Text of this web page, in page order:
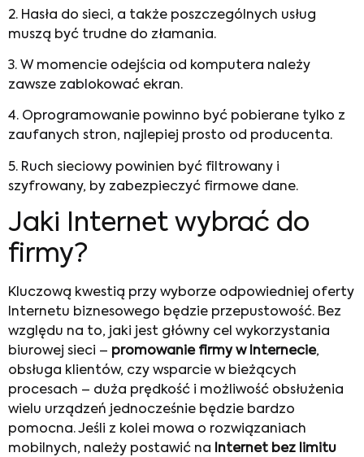
2. Hasła do sieci, a także poszczególnych usług
muszą być trudne do złamania.
3. W momencie odejścia od komputera należy
zawsze zablokować ekran.
4. Oprogramowanie powinno być pobierane tylko z
zaufanych stron, najlepiej prosto od producenta.
5. Ruch sieciowy powinien być filtrowany i
szyfrowany, by zabezpieczyć firmowe dane.
Jaki Internet wybrać do
firmy?
Kluczową kwestią przy wyborze odpowiedniej oferty
Internetu biznesowego będzie przepustowość. Bez
względu na to, jaki jest główny cel wykorzystania
biurowej sieci – promowanie firmy w Internecie,
obsługa klientów, czy wsparcie w bieżących
procesach – duża prędkość i możliwość obsłużenia
wielu urządzeń jednocześnie będzie bardzo
pomocna. Jeśli z kolei mowa o rozwiązaniach
mobilnych, należy postawić na
Internet bez limitu